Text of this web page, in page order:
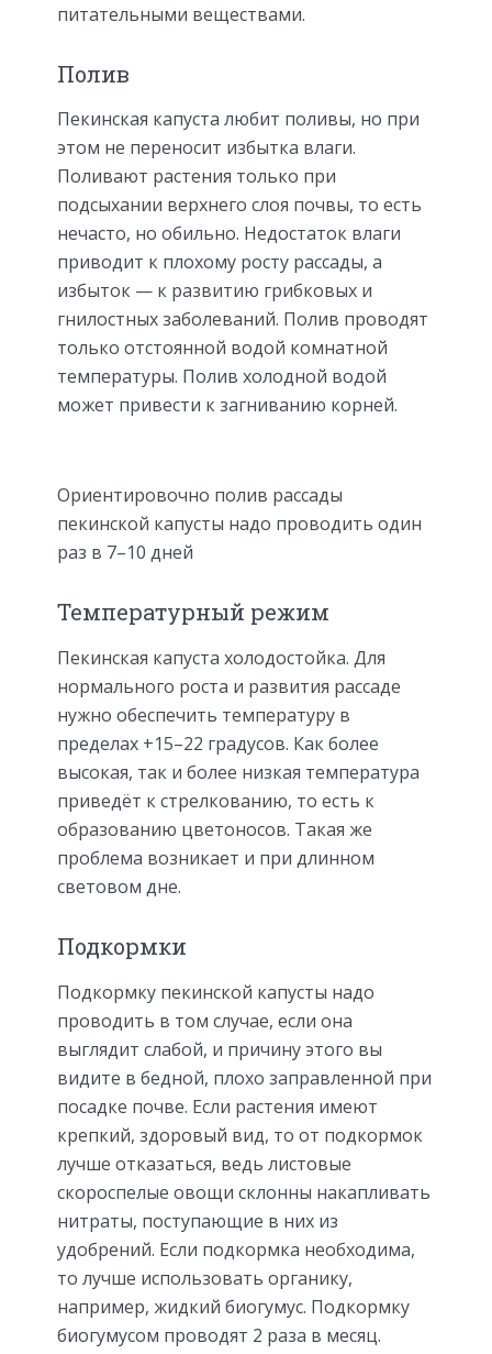
питательными веществами.
Полив
Пекинская капуста любит поливы, но при
этом не переносит избытка влаги.
Поливают растения только при
подсыхании верхнего слоя почвы, то есть
нечасто, но обильно. Недостаток влаги
приводит к плохому росту рассады, а
избыток — к развитию грибковых и
гнилостных заболеваний. Полив проводят
только отстоянной водой комнатной
температуры. Полив холодной водой
может привести к загниванию корней.
Ориентировочно полив рассады
пекинской капусты надо проводить один
раз в 7–10 дней
Температурный режим
Пекинская капуста холодостойка. Для
нормального роста и развития рассаде
нужно обеспечить температуру в
пределах +15–22 градусов. Как более
высокая, так и более низкая температура
приведёт к стрелкованию, то есть к
образованию цветоносов. Такая же
проблема возникает и при длинном
световом дне.
Подкормки
Подкормку пекинской капусты надо
проводить в том случае, если она
выглядит слабой, и причину этого вы
видите в бедной, плохо заправленной при
посадке почве. Если растения имеют
крепкий, здоровый вид, то от подкормок
лучше отказаться, ведь листовые
скороспелые овощи склонны накапливать
нитраты, поступающие в них из
удобрений. Если подкормка необходима,
то лучше использовать органику,
например, жидкий биогумус. Подкормку
биогумусом проводят 2 раза в месяц.